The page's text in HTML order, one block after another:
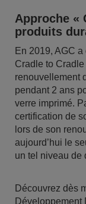
Approche «
produits
En 2019, AGC
Cradle to
renouvellement
pendant 2 ans
verre imprimé.
certification de
lors de son
aujourd’hui le
un tel niveau de
Découvrez dès
Développement